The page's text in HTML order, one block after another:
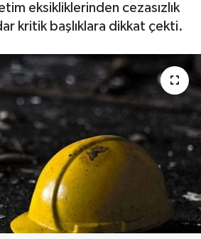
eksikliklerinden cezasızlık
kritik başlıklara dikkat çekti.